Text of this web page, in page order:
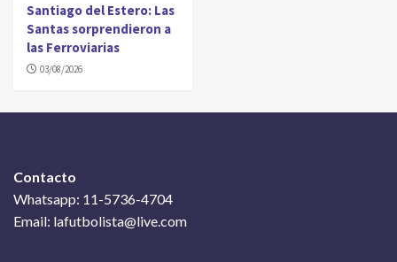
Santiago del Estero: Las
Santas sorprendieron a
las Ferroviarias
03/08/2026
Contacto
Whatsapp: 11-5736-4704
Email: lafutbolista@live.com